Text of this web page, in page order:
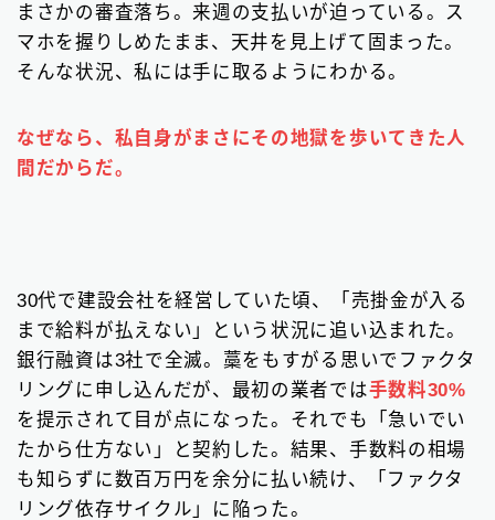
中部地方・東海地方のファクタリング会社
四国地方のファクタリング会社 1
ファクタリング基礎知識
まさかの審査落ち。来週の支払いが迫っている。ス
マホを握りしめたまま、天井を見上げて固まった。
そんな状況、私には手に取るようにわかる。
なぜなら、私自身がまさにその地獄を歩いてきた人
間だからだ。
30代で建設会社を経営していた頃、「売掛金が入る
まで給料が払えない」という状況に追い込まれた。
銀行融資は3社で全滅。藁をもすがる思いでファクタ
リングに申し込んだが、最初の業者では手数料30%
を提示されて目が点になった。それでも「急いでい
たから仕方ない」と契約した。結果、手数料の相場
も知らずに数百万円を余分に払い続け、「ファクタ
リング依存サイクル」に陥った。